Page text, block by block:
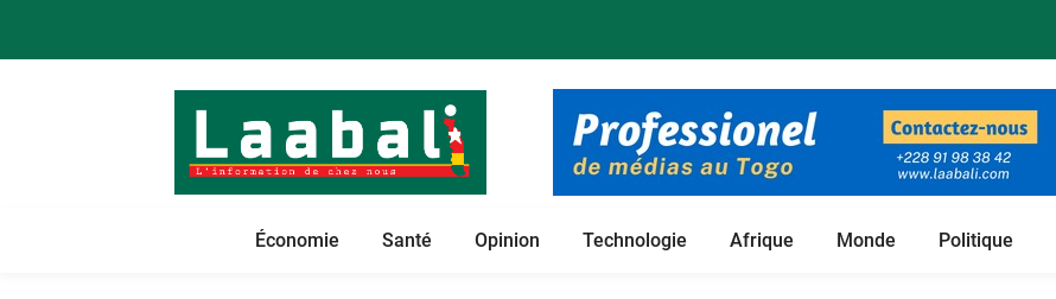
Économie Santé Opinion Technologie Afrique Monde Politique